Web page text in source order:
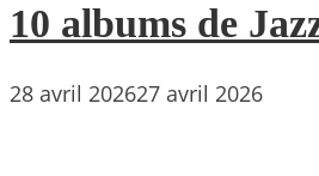
10 albums de
28 avril 202627 avril 2026